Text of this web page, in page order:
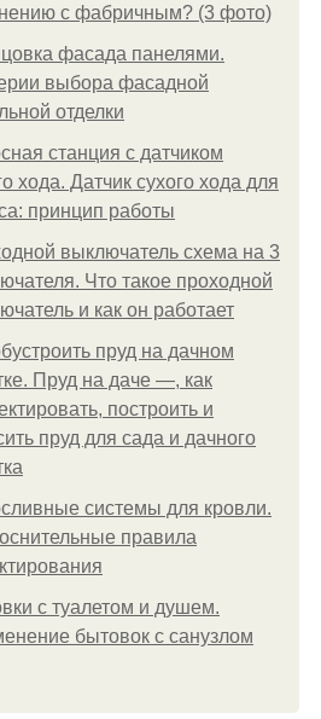
с фабричным? (3 фото)
фасада панелями.
выбора фасадной
отделки
станция с датчиком
хода. Датчик сухого хода для
принцип работы
выключатель схема на 3
Что такое проходной
и как он работает
пруд на дачном
Пруд на даче —, как
построить и
пруд для сада и дачного
системы для кровли.
правила
с туалетом и душем.
бытовок с санузлом